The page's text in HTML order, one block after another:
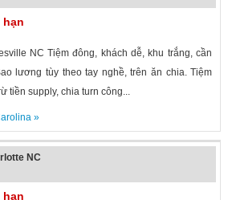
hạn
NC Tiệm đông, khách dễ, khu trắng, cần
lương tùy theo tay nghề, trên ăn chia. Tiệm
tiền supply, chia turn công...
»
NC
hạn